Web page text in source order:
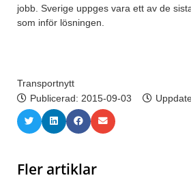
jobb. Sverige uppges vara ett av de
som inför lösningen.
Transportnytt
Publicerad: 2015-09-03
Fler artiklar